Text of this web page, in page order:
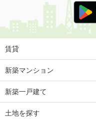
賃貸
新築マンション
新築一戸建て
土地を探す